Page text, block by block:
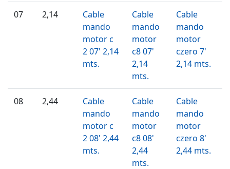
07 2,14
Cable
mando
motor c
2 07' 2,14
mts.
Cable
mando
motor
c8 07'
2,14
mts.
Cable
mando
motor
czero 7'
2,14 mts.
08 2,44
Cable
mando
motor c
2 08' 2,44
mts.
Cable
mando
motor
c8 08'
2,44
mts.
Cable
mando
motor
czero 8'
2,44 mts.